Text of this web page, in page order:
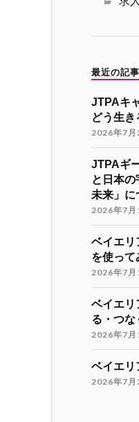
最近の記事
JTPAキ
どう生き
2026年7月
JTPAギ
と日本
未来」に
2026年7月
ベイエ
を使って
2026年7月
ベイエ
る・つな
2026年7月
ベイエ
2026年7月